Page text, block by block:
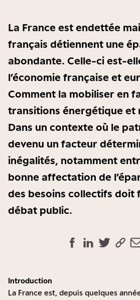
La France est endettée
français détiennent une
abondante. Celle-ci est-
l’économie française et
Comment la mobiliser en
transitions énergétique et
Dans un contexte où le
devenu un facteur
inégalités, notamment
bonne affectation de
des besoins collectifs doit
débat public.
Introduction
La France est, depuis quelques